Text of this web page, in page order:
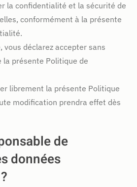
la confidentialité et la sécurité de
conformément à la présente
vous déclarez accepter sans
la présente Politique de
librement la présente Politique
modification prendra effet dès
de
données